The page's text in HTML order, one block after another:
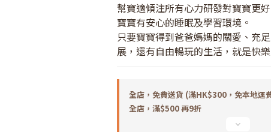
幫寶適傾注所有心力研發對寶寶更
寶寶有安心的睡眠及學習環境。
只要寶寶得到爸爸媽媽的關愛、充
展，還有自由暢玩的生活，就是快
全店，免費送貨 (滿HK$300，免本地運
全店，滿$500 再9折